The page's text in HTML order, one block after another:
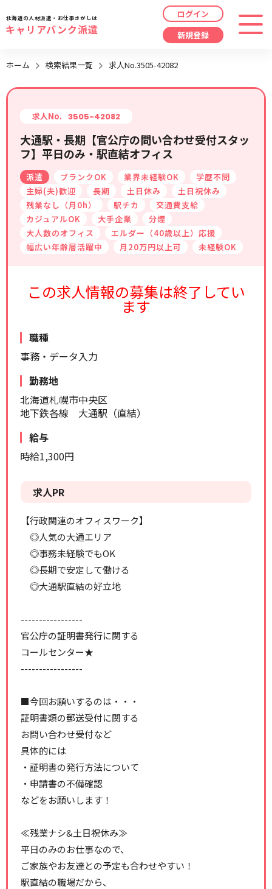
職種 指定なし
給与 時給/日給/月給から選択
こだわり 指定なし
キーワード 指定なし
最近見た求人
最近利用した検索条件
検索履歴はありません。
北海道の人材派遣・お仕事さがしは
キャリアバンク派遣
ログイン
新規登録
ホーム 検索結果一覧 求人No.3505-42082
求人No. 3505-42082
大通駅・長期【官公庁の問い合わせ受付スタッ
フ】平日のみ・駅直結オフィス
派遣 ブランクOK 業界未経験OK
学歴不問
主婦(夫)歓迎
長期 土日休み
土日祝休み
残業なし（月0h）
駅チカ
交通費支給
カジュアルOK
大手企業
分煙
大人数のオフィス
エルダー（40歳以上）応援
幅広い年齢層活躍中
月20万円以上可 未経験OK
この求人情報の募集は終了してい
ます
職種
事務・データ入力
勤務地
北海道札幌市中央区
地下鉄各線 大通駅（直結）
給与
時給1,300円
求人PR
【行政関連のオフィスワーク】
◎人気の大通エリア
◎事務未経験でもOK
◎長期で安定して働ける
◎大通駅直結の好立地
-----------------
官公庁の証明書発行に関する
コールセンター★
-----------------
■今回お願いするのは・・・
証明書類の郵送受付に関する
お問い合わせ受付など
具体的には
・証明書の発行方法について
・申請書の不備確認
などをお願いします！
≪残業ナシ&土日祝休み≫
平日のみのお仕事なので、
ご家族やお友達との予定も合わせやすい！
駅直結の職場だから、